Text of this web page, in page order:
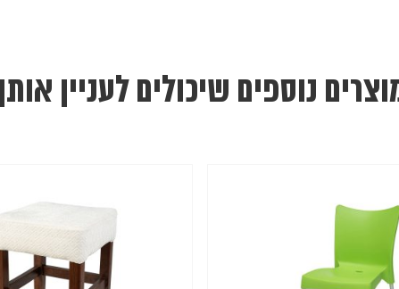
נוספים שיכולים לעניין